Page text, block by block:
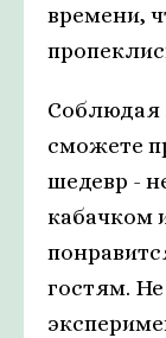
времени,
Соблюдая
сможете
шедевр -
кабачком
гостям.